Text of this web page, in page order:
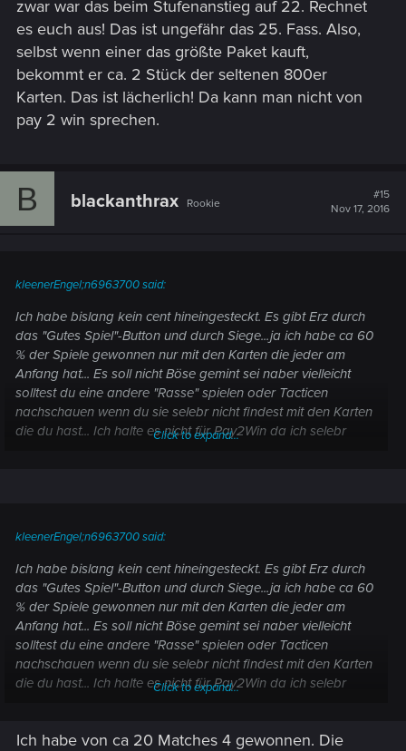
zwar war das beim Stufenanstieg auf 22. Rechnet
es euch aus! Das ist ungefähr das 25. Fass. Also,
selbst wenn einer das größte Paket kauft,
bekommt er ca. 2 Stück der seltenen 800er
Karten. Das ist lächerlich! Da kann man nicht von
pay 2 win sprechen.
B blackanthrax Rookie
#15
Nov 17, 2016
kleenerEngel;n6963700 said:
Ich habe bislang kein cent hineingesteckt. Es gibt Erz durch
das "Gutes Spiel"-Button und durch Siege...ja ich habe ca 60
% der Spiele gewonnen nur mit den Karten die jeder am
Anfang hat... Es soll nicht Böse gemint sei naber vielleicht
solltest du eine andere "Rasse" spielen oder Tacticen
nachschauen wenn du sie selebr nicht findest mit den Karten
die du hast... Ich halte es nicht für Pay2Win da ich selebr
Click to expand...
kleenerEngel;n6963700 said:
Ich habe bislang kein cent hineingesteckt. Es gibt Erz durch
das "Gutes Spiel"-Button und durch Siege...ja ich habe ca 60
% der Spiele gewonnen nur mit den Karten die jeder am
Anfang hat... Es soll nicht Böse gemint sei naber vielleicht
solltest du eine andere "Rasse" spielen oder Tacticen
nachschauen wenn du sie selebr nicht findest mit den Karten
die du hast... Ich halte es nicht für Pay2Win da ich selebr
Click to expand...
Ich habe von ca 20 Matches 4 gewonnen. Die